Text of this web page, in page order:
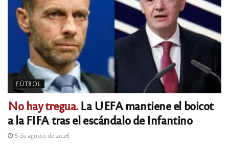
FÚTBOL
No hay tregua.La UEFA mantiene el boicot
a la FIFA tras el escándalo de Infantino
6 de agosto de 2026